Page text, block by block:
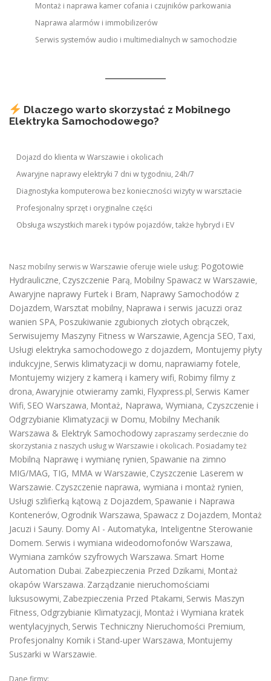
Montaż i naprawa kamer cofania i czujników parkowania
Naprawa alarmów i immobilizerów
Serwis systemów audio i multimedialnych w samochodzie
Dlaczego warto skorzystać z Mobilnego
Elektryka Samochodowego?
Dojazd do klienta w Warszawie i okolicach
Awaryjne naprawy elektryki 7 dni w tygodniu, 24h/7
Diagnostyka komputerowa bez konieczności wizyty w warsztacie
Profesjonalny sprzęt i oryginalne części
Obsługa wszystkich marek i typów pojazdów, także hybryd i EV
Nasz mobilny serwis w Warszawie oferuje wiele usług: Pogotowie
Hydrauliczne, Czyszczenie Parą, Mobilny Spawacz w Warszawie,
Awaryjne naprawy Furtek i Bram, Naprawy Samochodów z
Dojazdem, Warsztat mobilny, Naprawa i serwis jacuzzi oraz
wanien SPA, Poszukiwanie zgubionych złotych obrączek,
Serwisujemy Maszyny Fitness w Warszawie, Agencja SEO, Taxi,
Usługi elektryka samochodowego z dojazdem, Montujemy płyty
indukcyjne, Serwis klimatyzacji w domu, naprawiamy fotele,
Montujemy wizjery z kamerą i kamery wifi, Robimy filmy z
drona, Awaryjnie otwieramy zamki, Flyxpress.pl, Serwis Kamer
Wifi, SEO Warszawa, Montaż, Naprawa, Wymiana, Czyszczenie i
Odgrzybianie Klimatyzacji w Domu, Mobilny Mechanik
Warszawa & Elektryk Samochodowy zapraszamy serdecznie do
skorzystania z naszych usług w Warszawie i okolicach. Posiadamy też
Mobilną Naprawę i wymianę rynien, Spawanie na zimno
MIG/MAG, TIG, MMA w Warszawie, Czyszczenie Laserem w
Warszawie. Czyszczenie naprawa, wymiana i montaż rynien,
Usługi szlifierką kątową z Dojazdem, Spawanie i Naprawa
Kontenerów, Ogrodnik Warszawa, Spawacz z Dojazdem, Montaż
Jacuzi i Sauny. Domy AI - Automatyka, Inteligentne Sterowanie
Domem. Serwis i wymiana wideodomofonów Warszawa,
Wymiana zamków szyfrowych Warszawa. Smart Home
Automation Dubai. Zabezpieczenia Przed Dzikami, Montaż
okapów Warszawa. Zarządzanie nieruchomościami
luksusowymi, Zabezpieczenia Przed Ptakami, Serwis Maszyn
Fitness, Odgrzybianie Klimatyzacji, Montaż i Wymiana kratek
wentylacyjnych, Serwis Techniczny Nieruchomości Premium,
Profesjonalny Komik i Stand-uper Warszawa, Montujemy
Suszarki w Warszawie.